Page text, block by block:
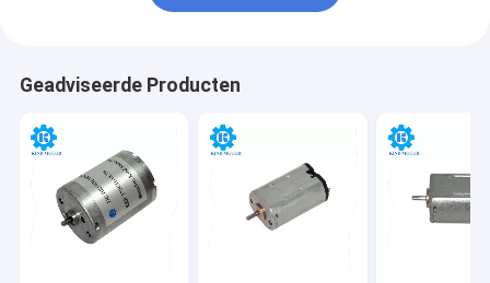
Geadviseerde Producten